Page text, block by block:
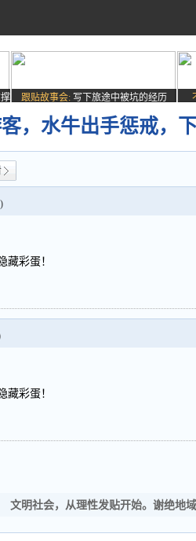
跟贴故事会: 写下旅途中被坑的经历
，水牛出手惩戒，
藏彩蛋！
藏彩蛋！
文明社会，从理性发贴开始。谢绝地